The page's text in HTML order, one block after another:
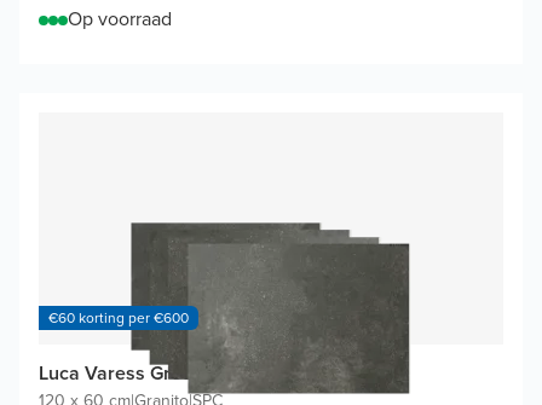
Op voorraad
€60 korting per €600
Luca Varess Groovy wandtegels (4 tegels)